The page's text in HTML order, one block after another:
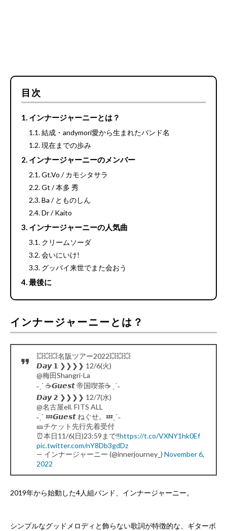
目次
インナージャーニーとは？
結成・andymori愛から生まれたバンド名
現在までの歩み
インナージャーニーのメンバー
Gt.Vo / カモシタサラ
Gt / 本多 秀
Ba / とものしん
Dr / Kaito
インナージャーニーの人気曲
クリームソーダ
会いにいけ!
グッバイ来世でまた会おう
最後に
インナージャーニーとは？
💥💥💥名阪ツアー2022💥💥💥
𝘿𝙖𝙮 𝟭 ❯❯❯❯ 12/6(火)
@梅田Shangri-La
˗ˏˋ ☕️𝙂𝙪𝙚𝙨𝙩 帝国喫茶☕️ ˎˊ˗
𝘿𝙖𝙮 𝟮 ❯❯❯❯ 12/7(水)
@名古屋ell. FITS ALL
˗ˏˋ 💤𝙂𝙪𝙚𝙨𝙩 ねぐせ。💤ˎˊ˗
🎫チケット先行先着受付
⏰本日11/6(日)23:59まで‼️https://t.co/VXNY1hk0Ef
pic.twitter.com/nY8Db3gdDz
— インナージャーニー (@innerjourney_) November 6,
2022
2019年から始動した4人組バンド、インナージャーニー。
シンプルなグッドメロディと飾らない歌詞が特徴的な、ギターボ